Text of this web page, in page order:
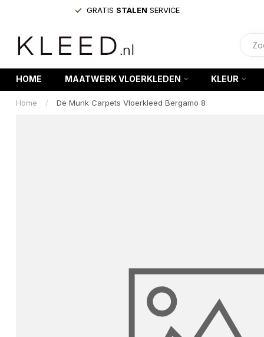
GRATIS STALEN SERVICE
HOME MAATWERK VLOERKLEDEN KLEUR
Home / De Munk Carpets Vloerkleed Bergamo 8